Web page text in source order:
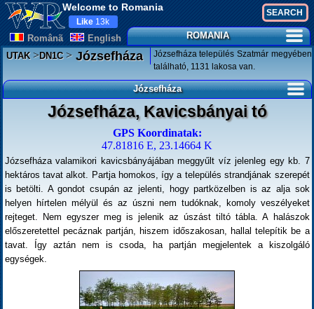
Welcome to Romania
Românã English
Like 13k
ROMANIA
UTAK>DN1C>Józsefháza
Józsefháza település Szatmár megyében
található, 1131 lakosa van.
Józsefháza
Józsefháza, Kavicsbányai tó
GPS Koordinatak:
47.81816 E, 23.14664 K
Józsefháza valamikori kavicsbányájában meggyűlt víz jelenleg egy kb. 7
hektáros tavat alkot. Partja homokos, így a település strandjának szerepét
is betölti. A gondot csupán az jelenti, hogy partközelben is az alja sok
helyen hírtelen mélyül és az úszni nem tudóknak, komoly veszélyeket
rejteget. Nem egyszer meg is jelenik az úszást tiltó tábla. A halászok
előszeretettel pecáznak partján, hiszem időszakosan, hallal telepítik be a
tavat. Így aztán nem is csoda, ha partján megjelentek a kiszolgáló
egységek.